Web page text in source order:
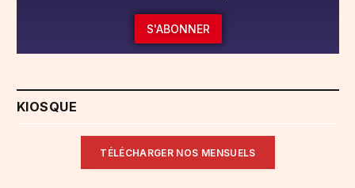
S'ABONNER
KIOSQUE
TÉLÉCHARGER NOS MENSUELS